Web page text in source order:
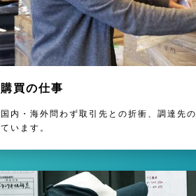
購買の仕事
国内・海外問わず取引先との折衝、調達先
ています。